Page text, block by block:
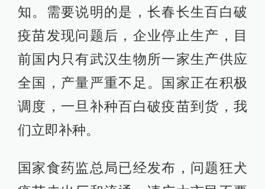
知。需要说明的是，长春长生百白破
疫苗发现问题后，企业停止生产，目
前国内只有武汉生物所一家生产供应
全国，产量严重不足。国家正在积极
调度，一旦补种百白破疫苗到货，我
们立即补种。
国家食药监总局已经发布，问题狂犬